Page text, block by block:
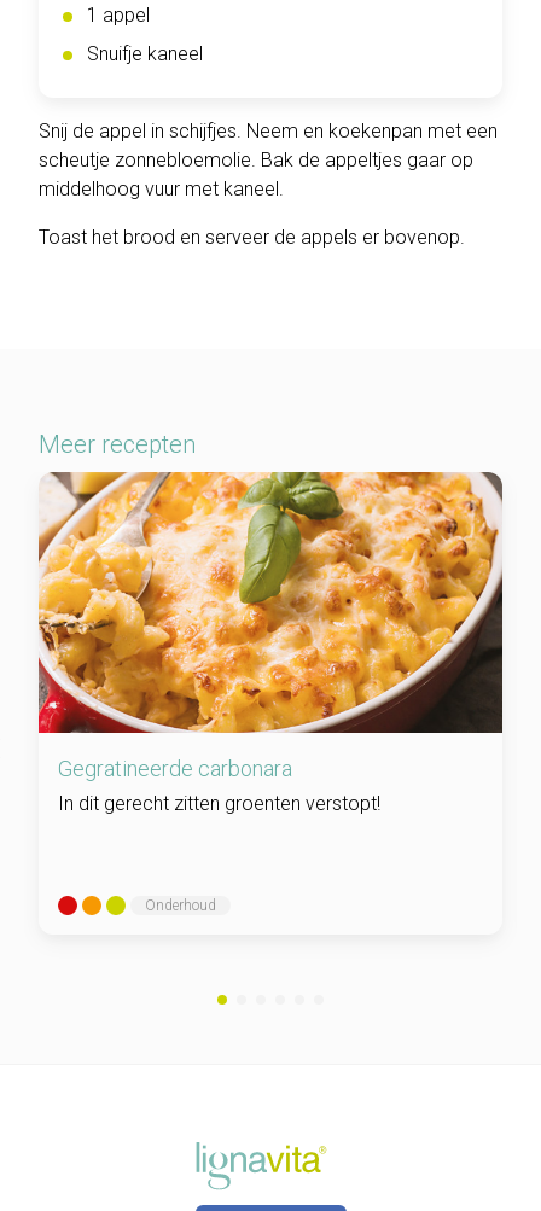
Snij de appel in schijfjes. Neem en koekenpan met een
scheutje zonnebloemolie. Bak de appeltjes gaar op
middelhoog vuur met kaneel.
Toast het brood en serveer de appels er bovenop.
1 appel
Snuifje kaneel
Meer recepten
Gegratineerde carbonara
In dit gerecht zitten groenten verstopt!
Onderhoud